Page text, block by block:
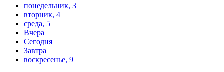
понедельник, 3
вторник, 4
среда, 5
Вчера
Сегодня
Завтра
воскресенье, 9